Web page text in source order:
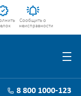
Сообщить о
неисправности
8 800 1000-123